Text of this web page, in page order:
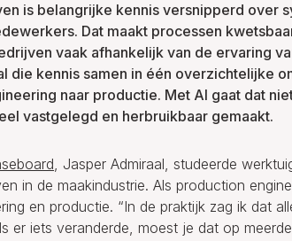
is belangrijke kennis versnipperd over
Dat maakt processen
vaak afhankelijk van de ervaring
die kennis samen in één overzichtelijke
naar productie. Met AI gaat dat
vastgelegd en herbruikbaar gemaakt.
, Jasper Admiraal, studeerde
in de maakindustrie. Als production
en productie. “In de praktijk zag ik dat
er iets veranderde, moest je dat op